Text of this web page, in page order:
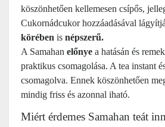
köszönhetően kellemesen csípős,
Cukornádcukor hozzáadásával
körében is népszerű.
A Samahan előnye a hatásán és
praktikus csomagolása. A tea instant
csomagolva. Ennek köszönhetően
mindig friss és azonnal iható.
Miért érdemes Samahan teát